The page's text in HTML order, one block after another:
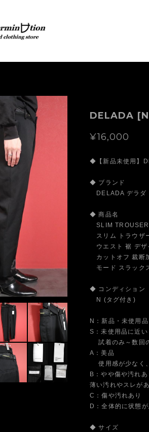
DELADA
¥16,000
◆【新品未使用】
◆ ブランド
DELADA デラダ
◆ 商品名
SLIM
スリム トラウザ
ウエスト 裾 デザ
カットオフ 裁断
モード スラック
◆ コンディション
N (タグ付き)
N：新品・未使用品
S：未使用品に近い
試着のみ～数回
A：美品
使用感が少なく
B：やや傷や汚れあ
薄い汚れやスレが
C：傷や汚れあり
D：全体的に状態
◆ サイズ